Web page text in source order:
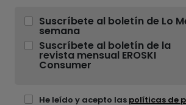
Suscríbete al boletín de Lo
semana
Suscríbete al boletín de la
revista mensual EROSKI
Consumer
He leído y acepto las políticas de